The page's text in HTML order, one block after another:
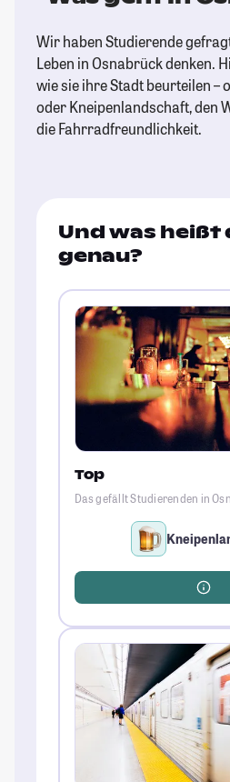
Wir haben Studierende
Leben in Osnabrück denken.
wie sie ihre Stadt beurteilen –
oder Kneipenlandschaft, den
die Fahrradfreundlichkeit.
Und was heißt
genau?
Top
Das gefällt Studierenden in